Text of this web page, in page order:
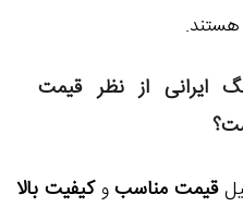
ایرانی از نظر قیمت
قیمت مناسبوکیفیت بالا